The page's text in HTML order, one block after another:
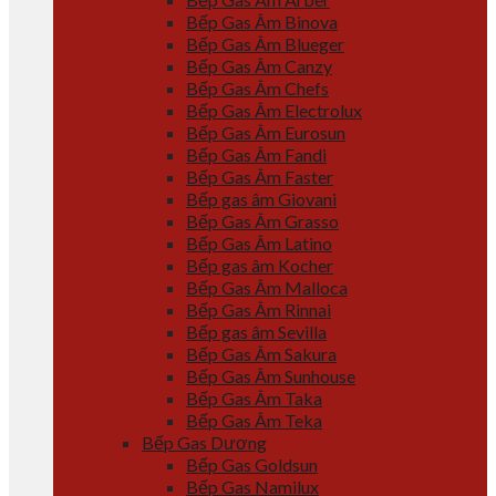
Bếp Gas Âm Binova
Bếp Gas Âm Blueger
Bếp Gas Âm Canzy
Bếp Gas Âm Chefs
Bếp Gas Âm Electrolux
Bếp Gas Âm Eurosun
Bếp Gas Âm Fandi
Bếp Gas Âm Faster
Bếp gas âm Giovani
Bếp Gas Âm Grasso
Bếp Gas Âm Latino
Bếp gas âm Kocher
Bếp Gas Âm Malloca
Bếp Gas Âm Rinnai
Bếp gas âm Sevilla
Bếp Gas Âm Sakura
Bếp Gas Âm Sunhouse
Bếp Gas Âm Taka
Bếp Gas Âm Teka
Bếp Gas Dương
Bếp Gas Goldsun
Bếp Gas Namilux